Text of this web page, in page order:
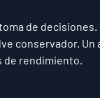
de
conservador.
de rendimiento.